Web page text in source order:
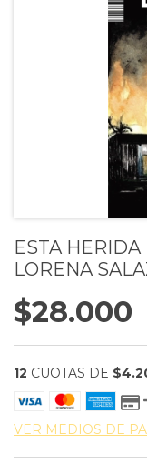
ESTA
LORENA
$28.000
12 CUOTAS DE
VER MEDIOS DE